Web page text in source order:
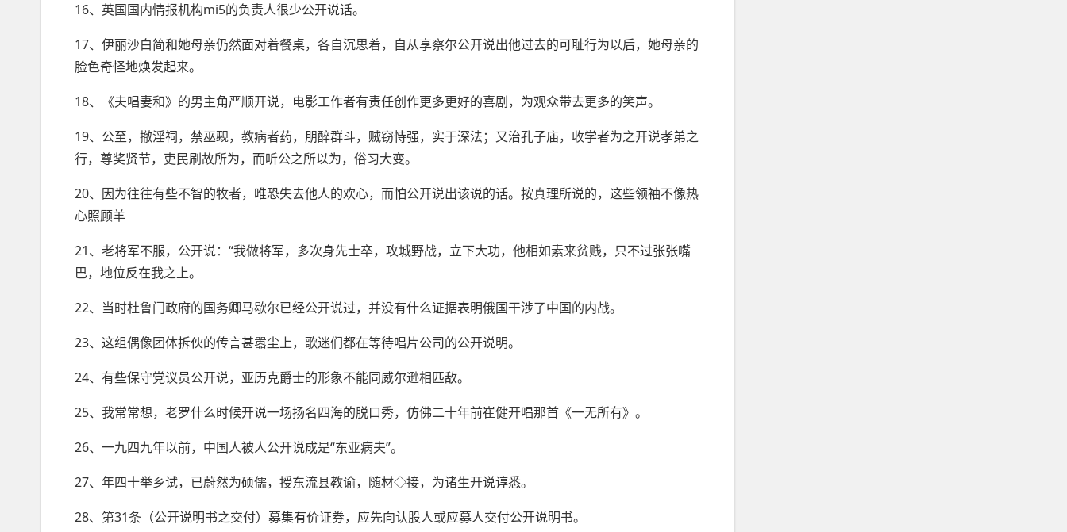
16、英国国内情报机构mi5的负责人很少公开说话。
17、伊丽沙白简和她母亲仍然面对着餐桌，各自沉思着，自从享察尔公开说出他过去的可耻行为以后，她母亲的
脸色奇怪地焕发起来。
18、《夫唱妻和》的男主角严顺开说，电影工作者有责任创作更多更好的喜剧，为观众带去更多的笑声。
19、公至，撤淫祠，禁巫觋，教病者药，朋醉群斗，贼窃恃强，实于深法；又治孔子庙，收学者为之开说孝弟之
行，尊奖贤节，吏民刷故所为，而听公之所以为，俗习大变。
20、因为往往有些不智的牧者，唯恐失去他人的欢心，而怕公开说出该说的话。按真理所说的，这些领袖不像热
心照顾羊
21、老将军不服，公开说：“我做将军，多次身先士卒，攻城野战，立下大功，他相如素来贫贱，只不过张张嘴
巴，地位反在我之上。
22、当时杜鲁门政府的国务卿马歇尔已经公开说过，并没有什么证据表明俄国干涉了中国的内战。
23、这组偶像团体拆伙的传言甚嚣尘上，歌迷们都在等待唱片公司的公开说明。
24、有些保守党议员公开说，亚历克爵士的形象不能同威尔逊相匹敌。
25、我常常想，老罗什么时候开说一场扬名四海的脱口秀，仿佛二十年前崔健开唱那首《一无所有》。
26、一九四九年以前，中国人被人公开说成是“东亚病夫”。
27、年四十举乡试，已蔚然为硕儒，授东流县教谕，随材◇接，为诸生开说谆悉。
28、第31条（公开说明书之交付）募集有价证券，应先向认股人或应募人交付公开说明书。